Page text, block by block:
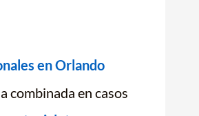
en Orlando
combinada en casos